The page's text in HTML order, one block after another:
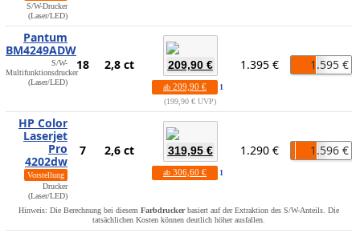
S/W-Drucker
(Laser/LED)
Pantum
BM4249ADW
S/W-
Multifunktionsdrucker
(Laser/LED)
18 2,8 ct 209,90 €
ab 209,90 €
1
199,90 € UVP
1.395 € 1.595 €
HP Color
Laserjet
Pro
4202dw
Vorstellung
Drucker
(Laser/LED)
7 2,6 ct 319,95 €
ab 306,60 € 1
1.290 € 1.596 €
Hinweis: Die Berechnung bei diesem Farbdruckerbasiert auf der Extraktion des S/W-Anteils. Die
tatsächlichen Kosten können deutlich höher ausfallen.